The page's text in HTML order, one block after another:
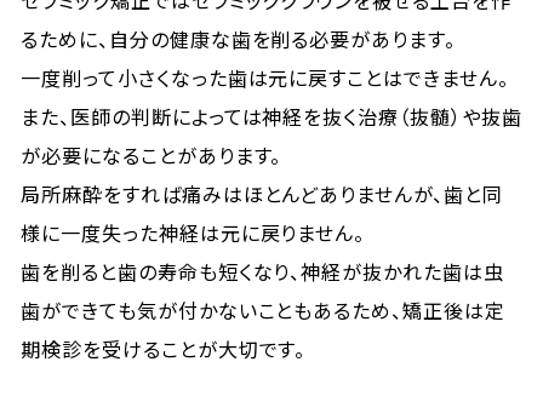
るために、自分の健康な歯を削る必要があります。
一度削って小さくなった歯は元に戻すことはできません。
また、医師の判断によっては神経を抜く治療（抜髄）や抜歯
が必要になることがあります。
局所麻酔をすれば痛みはほとんどありませんが、歯と同
様に一度失った神経は元に戻りません。
歯を削ると歯の寿命も短くなり、神経が抜かれた歯は虫
歯ができても気が付かないこともあるため、矯正後は定
期検診を受けることが大切です。